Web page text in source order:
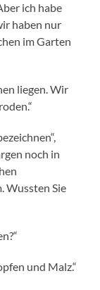
ich habe
haben nur
im Garten
liegen. Wir
noch in
Wussten Sie
und Malz.“